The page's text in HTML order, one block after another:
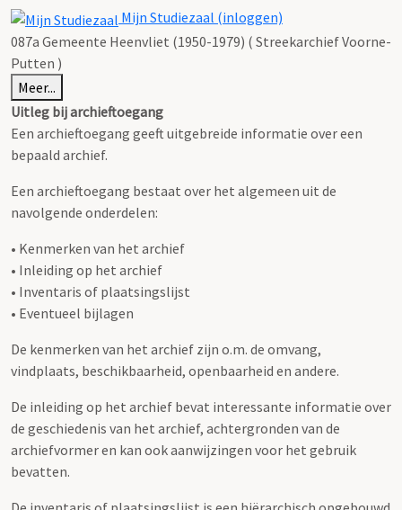
Mijn Studiezaal (inloggen)
087a Gemeente Heenvliet (1950-1979) ( Streekarchief Voorne-
Putten )
Meer...
Uitleg bij archieftoegang
Een archieftoegang geeft uitgebreide informatie over een
bepaald archief.
Een archieftoegang bestaat over het algemeen uit de
navolgende onderdelen:
• Kenmerken van het archief
• Inleiding op het archief
• Inventaris of plaatsingslijst
• Eventueel bijlagen
De kenmerken van het archief zijn o.m. de omvang,
vindplaats, beschikbaarheid, openbaarheid en andere.
De inleiding op het archief bevat interessante informatie over
de geschiedenis van het archief, achtergronden van de
archiefvormer en kan ook aanwijzingen voor het gebruik
bevatten.